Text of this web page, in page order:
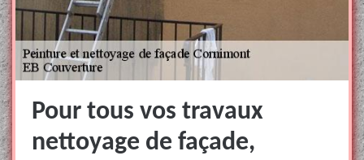
Pour tous vos travaux
nettoyage de façade,